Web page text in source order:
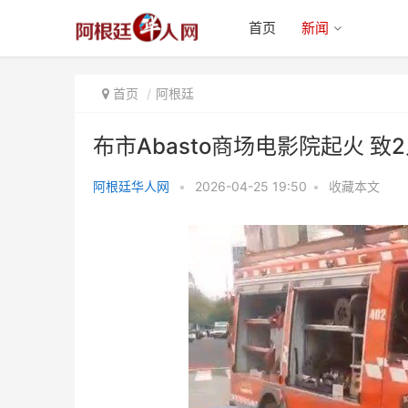
首页 新闻
首页 阿根廷
布市Abasto商场电影院起火 致
阿根廷华人网 • 2026-04-25 19:50 • 收藏本文